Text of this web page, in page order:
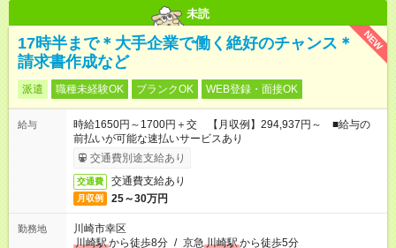
未読
NEW
17時半まで＊大手企業で働く絶好のチャンス＊
請求書作成など
派遣 職種未経験OK ブランクOK WEB登録・面接OK
給与
時給1650円～1700円＋交 【月収例】294,937円～ ■給与の
前払いが可能な速払いサービスあり
交通費別途支給あり
交通費 交通費支給あり
月収例 25～30万円
勤務地
川崎市幸区
川崎駅から徒歩8分 / 京急 川崎駅から徒歩5分